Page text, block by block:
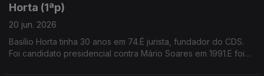
Horta (1ªp)
20 jun. 2026
Basílio Horta tinha 30 anos em 74.É jurista, fundador do CDS.
Foi candidato presidencial contra Mário Soares em 1991.E foi